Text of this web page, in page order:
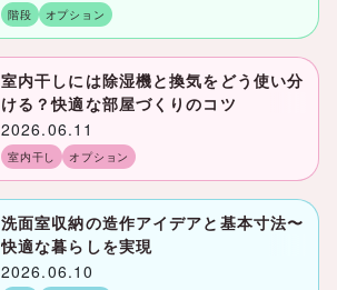
階段 オプション
室内干しには除湿機と換気をどう使い分
ける？快適な部屋づくりのコツ
2026.06.11
室内干し オプション
洗面室収納の造作アイデアと基本寸法〜
快適な暮らしを実現
2026.06.10